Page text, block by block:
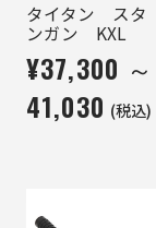
タイタン スタ
ンガン KXL
¥37,300 ～
41,030 (税込)